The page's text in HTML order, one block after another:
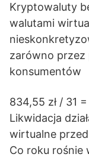
Kryptowaluty
walutami
zarówno przez
konsumentów
834,55 zł / 31
Likwidacja
wirtualne
Co roku rośnie